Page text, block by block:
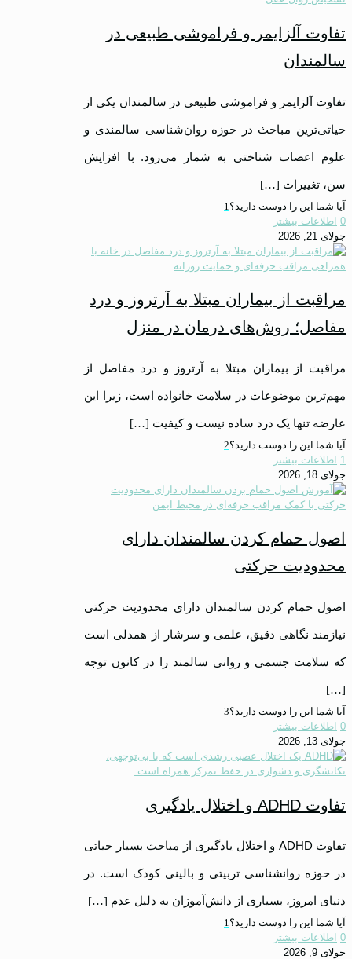
تفاوت آلزایمر و فراموشی طبیعی در
سالمندان
تفاوت آلزایمر و فراموشی طبیعی در سالمندان یکی از
حیاتی‌ترین مباحث در حوزه روان‌شناسی سالمندی و
علوم اعصاب شناختی به شمار می‌رود. با افزایش
سن، تغییرات […]
آیا شما این را دوست دارید؟ 1
0 اطلاعات بیشتر
جولای 21, 2026
مراقبت از بیماران مبتلا به آرتروز و درد
مفاصل؛ روش‌های درمان در منزل
مراقبت از بیماران مبتلا به آرتروز و درد مفاصل از
مهم‌ترین موضوعات در سلامت خانواده است، زیرا این
عارضه تنها یک درد ساده نیست و کیفیت […]
آیا شما این را دوست دارید؟2
1 اطلاعات بیشتر
جولای 18, 2026
اصول حمام کردن سالمندان دارای
محدودیت حرکتی
اصول حمام کردن سالمندان دارای محدودیت حرکتی
نیازمند نگاهی دقیق، علمی و سرشار از همدلی است
که سلامت جسمی و روانی سالمند را در کانون توجه
[…]
آیا شما این را دوست دارید؟3
0 اطلاعات بیشتر
جولای 13, 2026
تفاوت ADHD و اختلال یادگیری
تفاوت ADHD و اختلال یادگیری از مباحث بسیار حیاتی
در حوزه روانشناسی تربیتی و بالینی کودک است. در
دنیای امروز، بسیاری از دانش‌آموزان به دلیل عدم […]
آیا شما این را دوست دارید؟1
0 اطلاعات بیشتر
جولای 9, 2026